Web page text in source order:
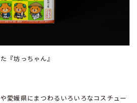
『坊っちゃん』
愛媛県にまつわるいろいろなコスチュー